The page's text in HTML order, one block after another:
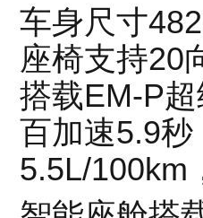
车身尺寸
座椅支持20
搭载EM-P
百加速5.9
5.5L/100km